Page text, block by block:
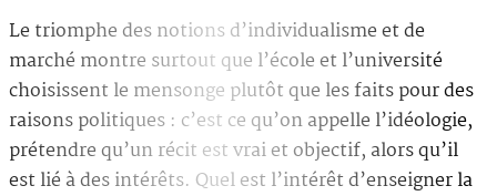
Le triomphe des notions d’individualisme et de
marché montre surtout que l’école et l’université
choisissent le mensonge plutôt que les faits pour des
raisons politiques : c’est ce qu’on appelle l’idéologie,
prétendre qu’un récit est vrai et objectif, alors qu’il
est lié à des intérêts. Quel est l’intérêt d’enseigner la